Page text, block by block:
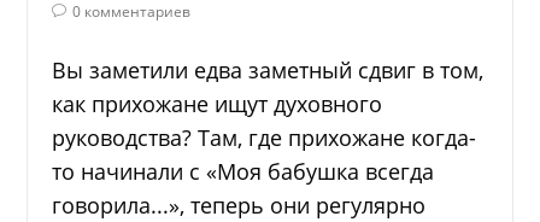
0 комментариев
Вы заметили едва заметный сдвиг в том,
как прихожане ищут духовного
руководства? Там, где прихожане когда-
то начинали с «Моя бабушка всегда
говорила...», теперь они регулярно